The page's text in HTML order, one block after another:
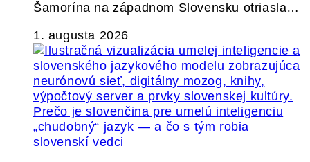
Šamorína na západnom Slovensku otriasla…
1. augusta 2026
Prečo je slovenčina pre umelú inteligenciu
„chudobný“ jazyk — a čo s tým robia
slovenskí vedci